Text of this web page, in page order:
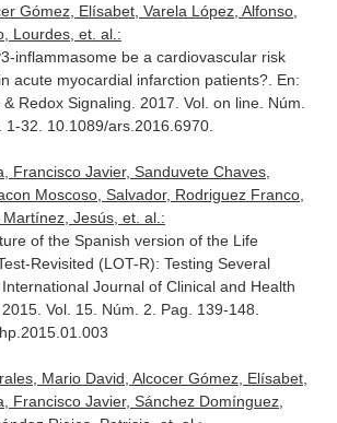
Gómez, Elísabet, Varela López, Alfonso,
Lourdes, et. al.:
inflammasome be a cardiovascular risk
acute myocardial infarction patients?. En:
Redox Signaling . 2017. Vol. on line. Núm.
1-32. 10.1089/ars.2016.6970.
Francisco Javier, Sanduvete Chaves,
Moscoso, Salvador, Rodriguez Franco,
Jesús, et. al.:
of the Spanish version of the Life
Revisited (LOT-R): Testing Several
International Journal of Clinical and Health
Vol. 15. Núm. 2. Pag. 139-148.
Mario David, Alcocer Gómez, Elísabet,
Francisco Javier, Sánchez Domínguez,